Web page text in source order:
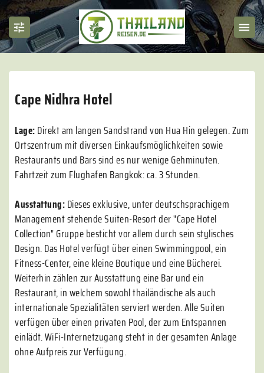
Cape Nidhra Hotel
Lage:Direkt am langen Sandstrand von Hua Hin gelegen. Zum
Ortszentrum mit diversen Einkaufsmöglichkeiten sowie
Restaurants und Bars sind es nur wenige Gehminuten.
Fahrtzeit zum Flughafen Bangkok: ca. 3 Stunden.
Ausstattung:Dieses exklusive, unter deutschsprachigem
Management stehende Suiten-Resort der "Cape Hotel
Collection" Gruppe besticht vor allem durch sein stylisches
Design. Das Hotel verfügt über einen Swimmingpool, ein
Fitness-Center, eine kleine Boutique und eine Bücherei.
Weiterhin zählen zur Ausstattung eine Bar und ein
Restaurant, in welchem sowohl thailändische als auch
internationale Spezialitäten serviert werden. Alle Suiten
verfügen über einen privaten Pool, der zum Entspannen
einlädt. WiFi-Internetzugang steht in der gesamten Anlage
ohne Aufpreis zur Verfügung.